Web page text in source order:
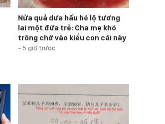
Nửa quả dưa hấu hé lộ tương
lai một đứa trẻ: Cha mẹ khó
trông chờ vào kiểu con cái này
- 5 giờ trước